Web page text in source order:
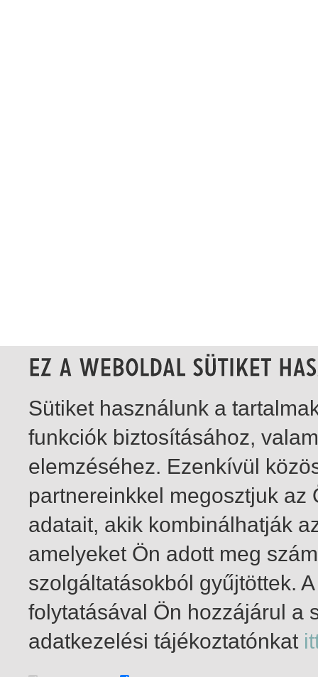
1-1 / total 1 hit
Sütiket használunk a
funkciók biztosításához,
elemzéséhez. Ezenkívül
partnereinkkel megosztjuk
adatait, akik kombinálhatják
amelyeket Ön adott meg
szolgáltatásokból gyűjtöttek.
folytatásával Ön hozzájárul a
adatkezelési tájékoztatónkat